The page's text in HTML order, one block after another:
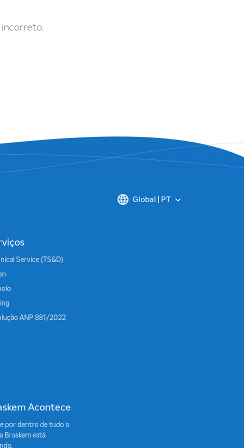
Global | PT
Service (TS&D)
ANP 881/2022
Acontece
por dentro de tudo o
Braskem está